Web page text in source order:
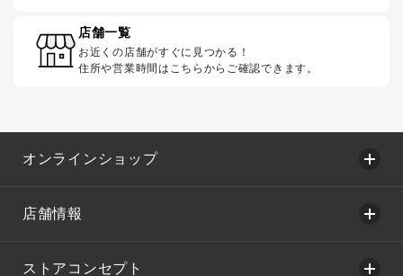
店舗一覧
お近くの店舗がすぐに見つかる！
住所や営業時間はこちらからご確認できます。
オンラインショップ
店舗情報
ストアコンセプト